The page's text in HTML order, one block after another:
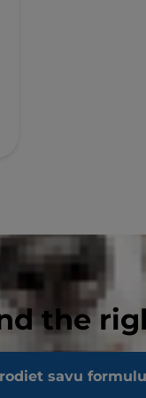
the
savu formulu